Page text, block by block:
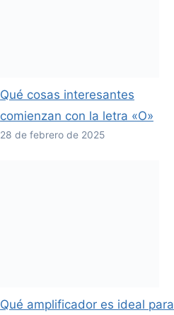
Qué cosas interesantes
comienzan con la letra «O»
28 de febrero de 2025
Qué amplificador es ideal para